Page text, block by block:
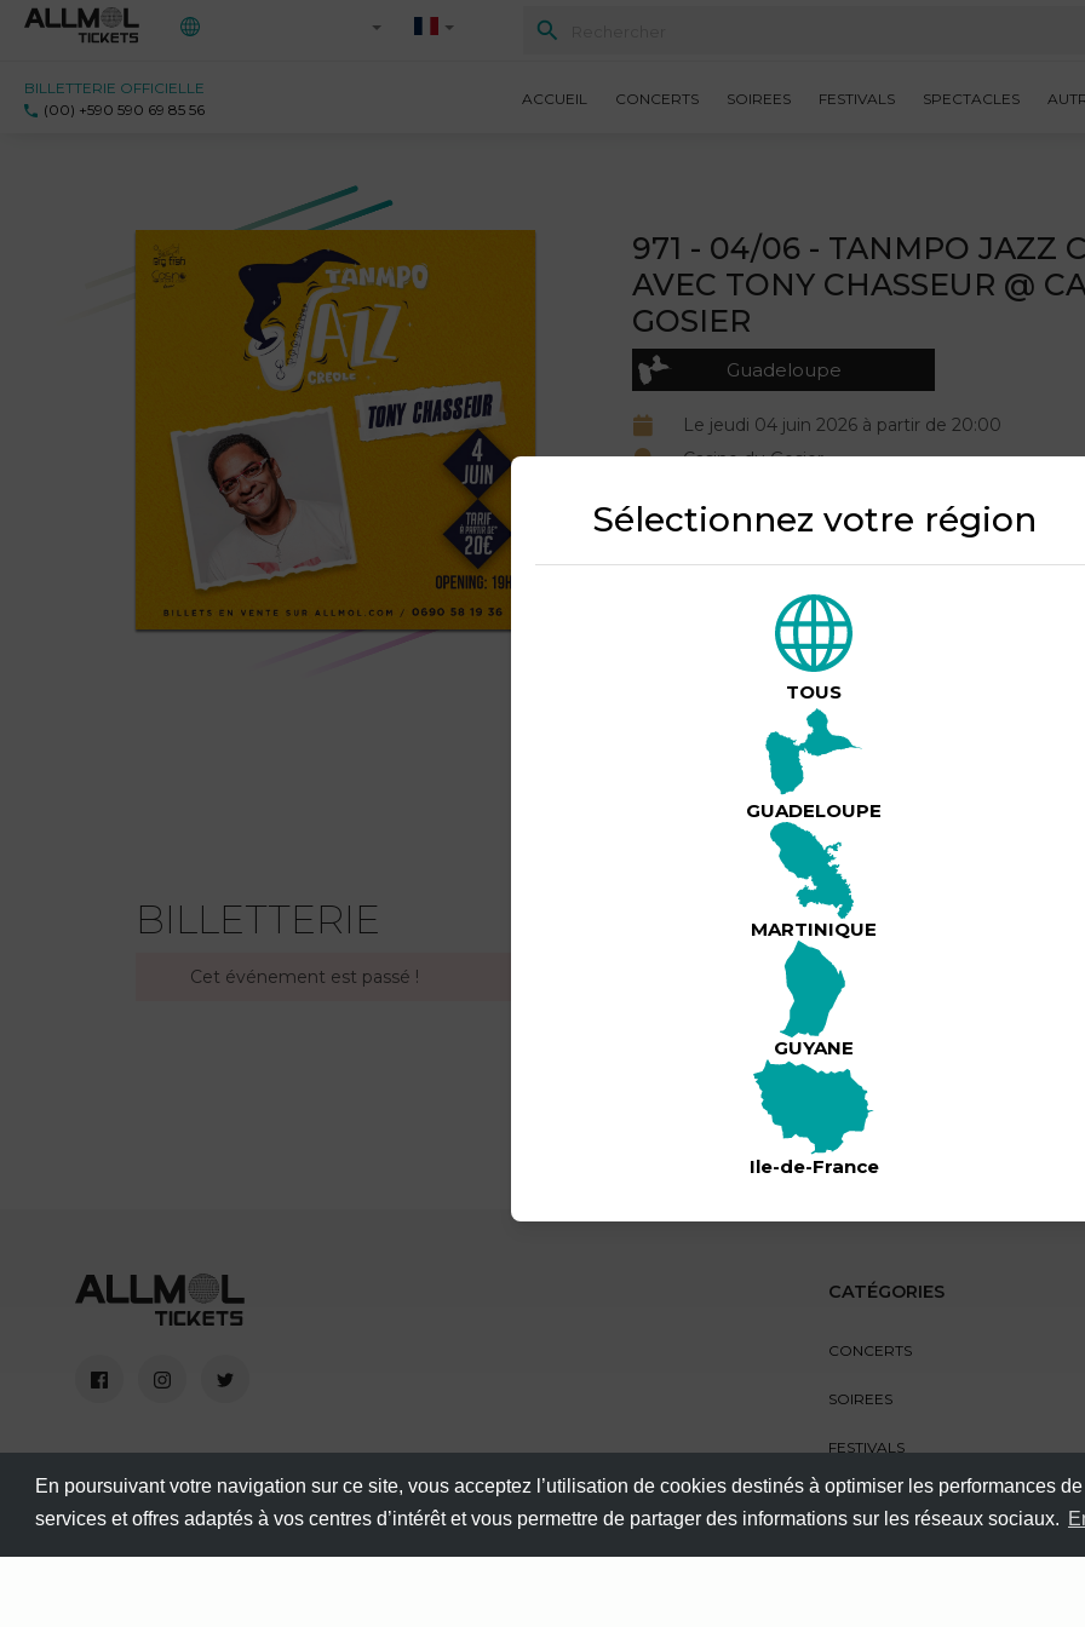
En poursuivant votre navigation sur ce site, vous acceptez l’utilisation de cookies destinés à optimiser les performances
services et offres adaptés à vos centres d’intérêt et vous permettre de partager des informations sur les réseaux sociaux.
972 - Martinique
973 - Guyane
Ile-de-France
Saint-Martin
BILLETTERIE OFFICIELLE
(00) +590 590 69 85 56
ACCUEIL CONCERTS SOIREES FESTIVALS SPECTACLES
971 - 04/06 - TANMPO JAZZ
AVEC TONY CHASSEUR @
GOSIER
Guadeloupe
Le jeudi 04 juin 2026 à partir de 20:00
Casino du Gosier
TONY CHASSEUR
LE BIG FISH LIVE
Vous présente le : TANMPO JAZZ CRÉOLE
Le JEUDI 04 JUIN avec comme invité :
TONY CHASSEUR
🍽 : POSSIBILITÉ DE SE RESTAURER SUR
⚠️ : PIÈCE D’IDENTITÉ PHYSIQUE
⛔️ : ÉTABLISSEMENT RÉSERVE AUX MAJEURS
🪑 : PLACES ASSISES LIMITÉES
BILLETTERIE
Cet événement est passé !
CATÉGORIES
CONCERTS
SOIREES
FESTIVALS
SPECTACLES
Sélectionnez votre région
TOUS
GUADELOUPE
MARTINIQUE
GUYANE
Ile-de-France